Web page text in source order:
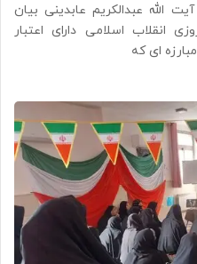
الله عبدالکریم عابدینی بیان
انقلاب اسلامی دارای اعتبار
ای که